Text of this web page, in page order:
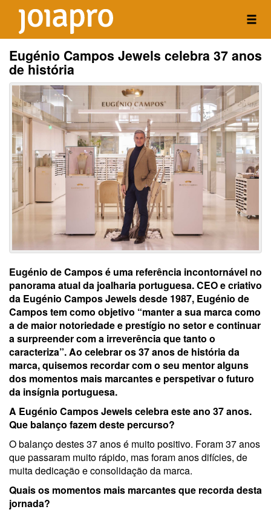
Eugénio Campos Jewels celebra 37 anos
de história
Eugénio de Campos é uma referência incontornável no
panorama atual da joalharia portuguesa. CEO e criativo
da Eugénio Campos Jewels desde 1987, Eugénio de
Campos tem como objetivo “manter a sua marca como
a de maior notoriedade e prestígio no setor e continuar
a surpreender com a irreverência que tanto o
caracteriza”. Ao celebrar os 37 anos de história da
marca, quisemos recordar com o seu mentor alguns
dos momentos mais marcantes e perspetivar o futuro
da insígnia portuguesa.
A Eugénio Campos Jewels celebra este ano 37 anos.
Que balanço fazem deste percurso?
O balanço destes 37 anos é muito positivo. Foram 37 anos
que passaram muito rápido, mas foram anos difícies, de
muita dedicação e consolidação da marca.
Quais os momentos mais marcantes que recorda desta
jornada?